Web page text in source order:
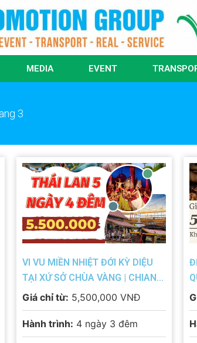
MEDIA EVENT
3
VI VU MIỀN NHIỆT ĐỚI KỲ DIỆU
TẠI XỨ SỞ CHÙA VÀNG | CHIANG
MAI – CHIANG RAI
Giá chỉ từ: 5,500,000 VNĐ
Hành trình: 4 ngày 3 đêm